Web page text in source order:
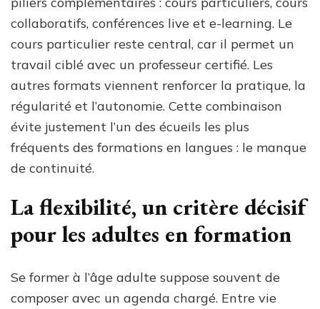
collaboratifs, conférences live et e-learning. Le
cours particulier reste central, car il permet un
travail ciblé avec un professeur certifié. Les
autres formats viennent renforcer la pratique, la
régularité et l’autonomie. Cette combinaison
évite justement l’un des écueils les plus
fréquents des formations en langues : le manque
de continuité.
La flexibilité, un critère décisif
pour les adultes en formation
Se former à l’âge adulte suppose souvent de
composer avec un agenda chargé. Entre vie